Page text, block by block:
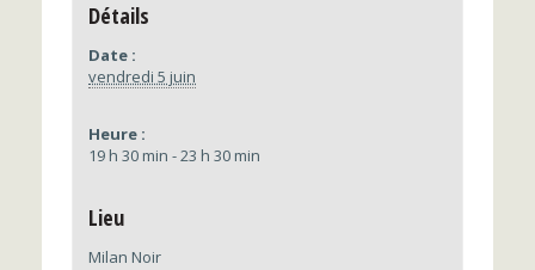
Détails
Date :
vendredi 5 juin
Heure :
19 h 30 min - 23 h 30 min
Lieu
Milan Noir